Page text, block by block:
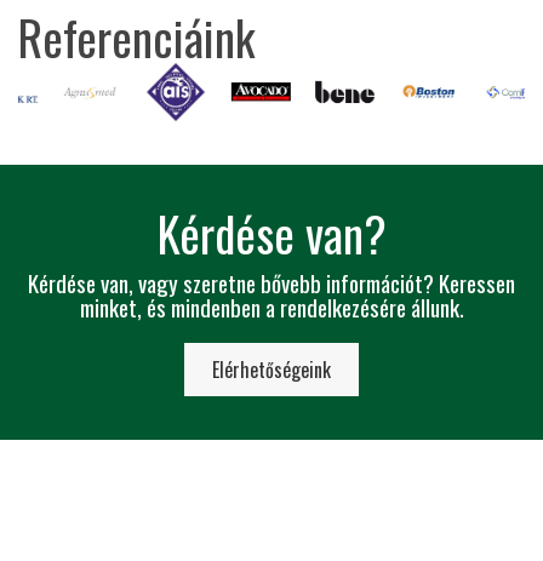
Referenciáink
Kérdése van?
Kérdése van, vagy szeretne bővebb információt? Keressen
minket, és mindenben a rendelkezésére állunk.
Elérhetőségeink